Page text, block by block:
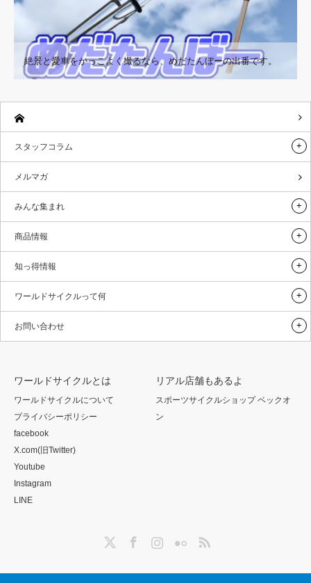
絶景と愛車をかっこよく撮るなら、めだたんぼーの出番です。
スタッフコラム
メルマガ
みんな集まれ
商品情報
知っ得情報
ワールドサイクルって何
お問い合わせ
ワールドサイクルとは
ワールドサイクルについて
プライバシーポリシー
facebook
X.com(旧Twitter)
Youtube
Instagram
LINE
リアル店舗もあるよ
スポーツサイクルショップ ベックオ
ン
InstagramFlickr RSS